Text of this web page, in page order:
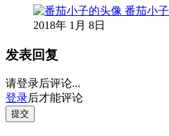
番茄小子
2018年 1月 8日
发表回复
请登录后评论...
登录后才能评论
提交